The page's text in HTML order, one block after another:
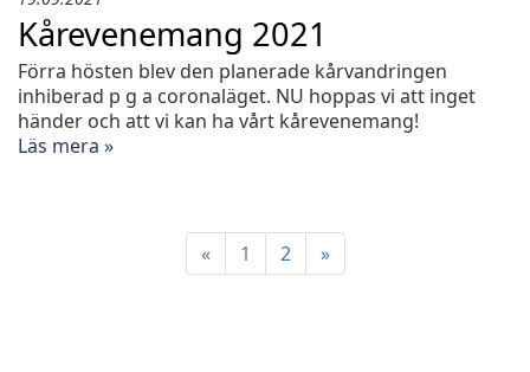
Kårevenemang 2021
Förra hösten blev den planerade kårvandringen
inhiberad p g a coronaläget. NU hoppas vi att inget
händer och att vi kan ha vårt kårevenemang!
Läs mera »
« 1 2 »